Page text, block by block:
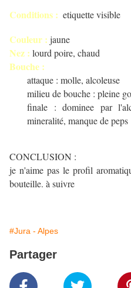
Conditions : etiquette visible
Couleur : jaune
Nez : lourd poire, chaud
Bouche :
attaque : molle, alcoleuse
milieu de bouche : pleine
finale : dominee par
mineralité, manque de peps
CONCLUSION :
je n'aime pas le profil
bouteille. à suivre
#Jura - Alpes
Partager